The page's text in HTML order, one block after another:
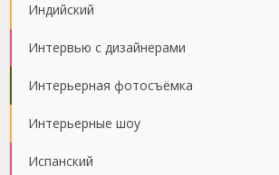
Индийский
Интервью с дизайнерами
Интерьерная фотосъёмка
Интерьерные шоу
Испанский